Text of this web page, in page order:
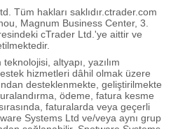
Tüm hakları saklıdır.ctrader.com
Magnum Business Center, 3.
cTrader Ltd.'ye aittir ve
altyapı, yazılım
hizmetleri dâhil olmak üzere
desteklenmekte, geliştirilmekte
ödeme, fatura kesme
faturalarda veya geçerli
Systems Ltd ve/veya aynı grup